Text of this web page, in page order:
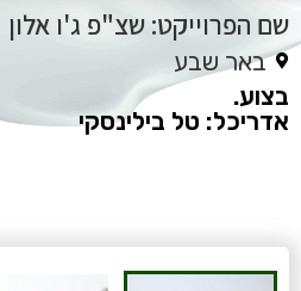
שם הפרוייקט: שצ"פ ג'ו אלון
באר שבע
בצוע.
אדריכל: טל בילינסקי